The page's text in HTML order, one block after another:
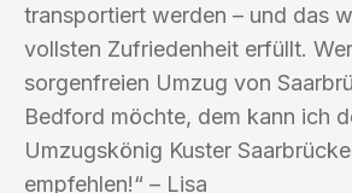
transportiert werden – und das
vollsten Zufriedenheit erfüllt.
sorgenfreien Umzug von
Bedford möchte, dem kann ich
Umzugskönig Kuster
empfehlen!“ – Lisa